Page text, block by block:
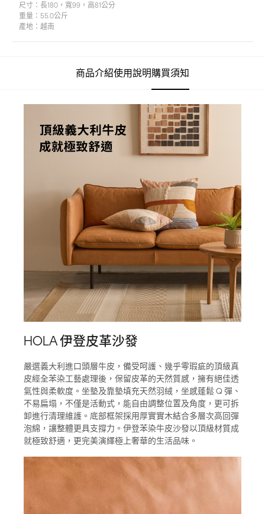
尺寸： 長180，寬99，高81公分
重量： 55.0公斤
產地： 越南
商品介紹使用說明購買須知
HOLA 伊登皮革沙發
嚴選義大利進口頭層牛皮，備受呵護、幾乎零瑕疵的頂級真
皮經全苯染工藝處理後，保留皮革的天然質感，擁有絕佳透
氣性與柔軟度。坐墊及靠墊填充天然羽絨，坐感蓬鬆 Q 彈、
不易扁塌，不僅是活動式，能自由調整位置及角度，更可拆
卸進行清理維護。底部框架採用厚實實木結合多層次高回彈
泡綿，讓整體更具支撐力。伊登苯染牛皮沙發以頂級材質成
就極致舒適，更完美演繹極上奢華的生活品味。